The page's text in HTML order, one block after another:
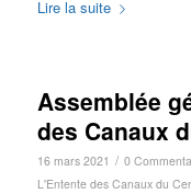
Lire la suite
Assemblée
des Canaux
16 mars 2021 / 0
L'Entente des Canaux du